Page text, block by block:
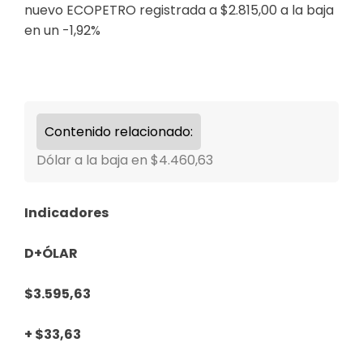
nuevo ECOPETRO registrada a $2.815,00 a la baja
en un -1,92%
Contenido relacionado:
Dólar a la baja en $4.460,63
Indicadores
D+ÓLAR
$3.595,63
+ $33,63